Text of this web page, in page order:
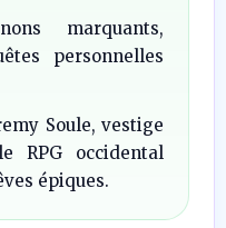
marquants,
personnelles
Soule, vestige
RPG occidental
épiques.